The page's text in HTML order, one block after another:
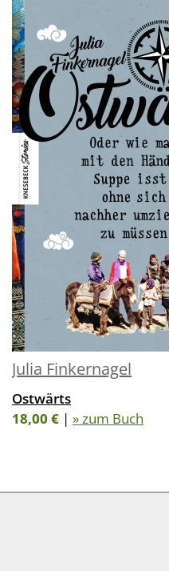
Julia Finkernagel
Ostwärts
18,00 € | » zum Buch